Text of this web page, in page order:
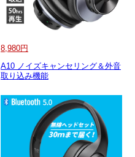
8,980円
A10 ノイズキャンセリング＆外音
取り込み機能